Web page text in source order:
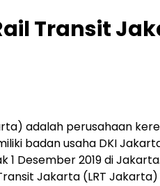
Transit
adalah perusahaan
badan usaha DKI
Desember 2019 di
Jakarta (LRT